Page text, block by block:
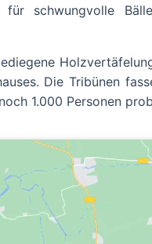
für schwungvolle
Die Tribünen
1.000 Personen